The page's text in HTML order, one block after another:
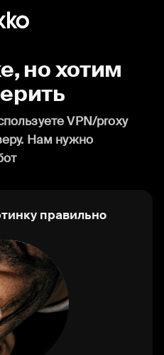
но хотим
VPN/proxy
Нам нужно
правильно